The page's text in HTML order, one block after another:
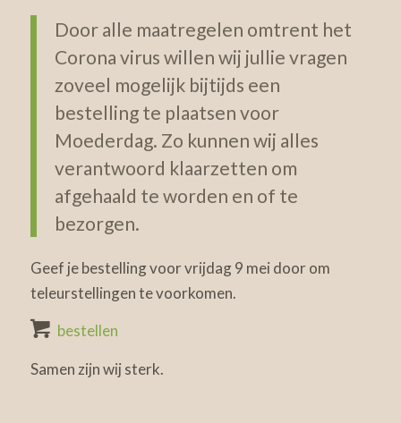
Door alle maatregelen omtrent het
Corona virus willen wij jullie vragen
zoveel mogelijk bijtijds een
bestelling te plaatsen voor
Moederdag. Zo kunnen wij alles
verantwoord klaarzetten om
afgehaald te worden en of te
bezorgen.
Geef je bestelling voor vrijdag 9 mei door om
teleurstellingen te voorkomen.
bestellen
Samen zijn wij sterk.